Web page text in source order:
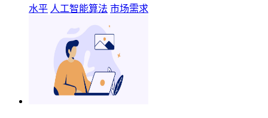
水平 人工智能算法 市场需求